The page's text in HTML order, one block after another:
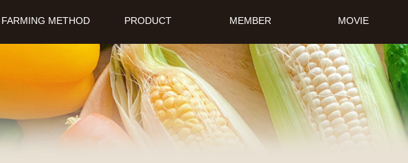
FARMING METHOD PRODUCT MEMBER MOVIE